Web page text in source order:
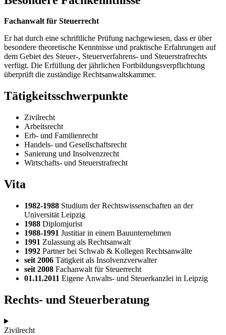
Fachanwalt für Steuerrecht
Er hat durch eine schriftliche Prüfung nachgewiesen, dass er über
besondere theoretische Kenntnisse und praktische Erfahrungen auf
dem Gebiet des Steuer-, Steuerverfahrens- und Steuerstrafrechts
verfügt. Die Erfüllung der jährlichen Fortbildungsverpflichtung
überprüft die zuständige Rechtsanwaltskammer.
Tätigkeitsschwerpunkte
Zivilrecht
Arbeitsrecht
Erb- und Familienrecht
Handels- und Gesellschaftsrecht
Sanierung und Insolvenzrecht
Wirtschafts- und Steuerstrafrecht
Vita
1982-1988 Studium der Rechtswissenschaften an der
Universität Leipzig
1988 Diplomjurist
1988-1991 Justitiar in einem Bauunternehmen
1991 Zulassung als Rechtsanwalt
1992 Partner bei Schwab & Kollegen Rechtsanwälte
seit 2006 Tätigkeit als Insolvenzverwalter
seit 2008 Fachanwalt für Steuerrecht
01.11.2011 Eigene Anwalts- und Steuerkanzlei in Leipzig
Rechts- und Steuerberatung
Zivilrecht